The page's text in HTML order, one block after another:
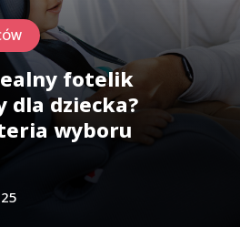
fotelik
dla dziecka?
wyboru